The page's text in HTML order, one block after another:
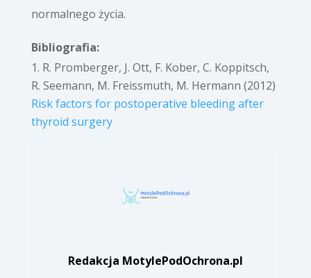
normalnego życia.
Bibliografia:
R. Promberger, J. Ott, F. Kober, C. Koppitsch,
R. Seemann, M. Freissmuth, M. Hermann (2012)
Risk factors for postoperative bleeding after
thyroid surgery
Redakcja MotylePodOchrona.pl